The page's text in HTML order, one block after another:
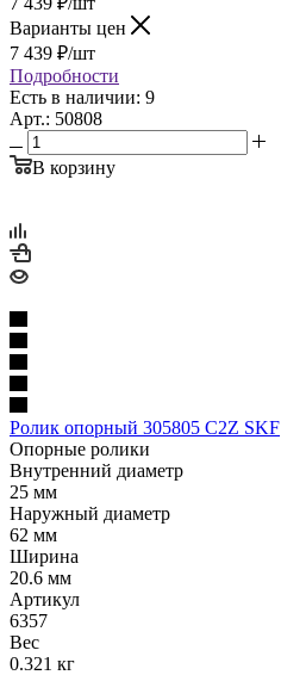
Варианты цен
7 439 ₽/шт
Подробности
Есть в наличии: 9
Арт.: 50808
В корзину
Ролик опорный 305805 C2Z SKF
Опорные ролики
Внутренний диаметр
25 мм
Наружный диаметр
62 мм
Ширина
20.6 мм
Артикул
6357
Вес
0.321 кг